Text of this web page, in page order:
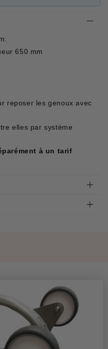
650 mm
reposer les genoux avec
elles par système
à un tarif